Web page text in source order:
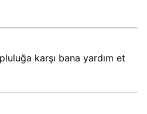
karşı bana yardım et